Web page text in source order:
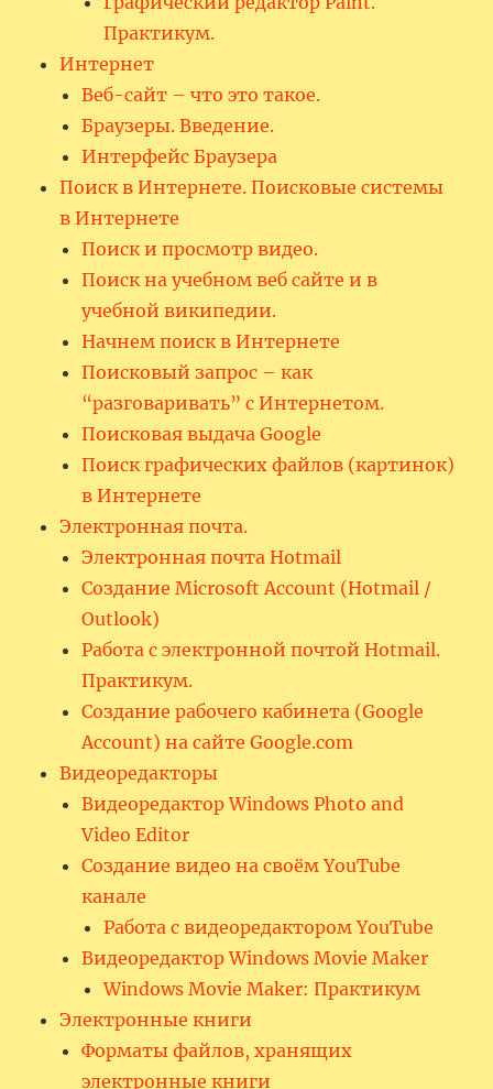
Практикум.
Интернет
Веб-сайт – что это такое.
Браузеры. Введение.
Интерфейс Браузера
Поиск в Интернете. Поисковые системы
в Интернете
Поиск и просмотр видео.
Поиск на учебном веб сайте и в
учебной википедии.
Начнем поиск в Интернете
Поисковый запрос – как
“разговаривать” с Интернетом.
Поисковая выдача Google
Поиск графических файлов (картинок)
в Интернете
Электронная почта.
Электронная почта Hotmail
Создание Microsoft Account (Hotmail /
Outlook)
Работа с электронной почтой Hotmail.
Практикум.
Создание рабочего кабинета (Google
Account) на сайте Google.com
Видеоредакторы
Видеоредактор Windows Photo and
Video Editor
Создание видео на своём YouTube
канале
Работа с видеоредактором YouTube
Видеоредактор Windows Movie Maker
Windows Movie Maker: Практикум
Электронные книги
Форматы файлов, хранящих
электронные книги